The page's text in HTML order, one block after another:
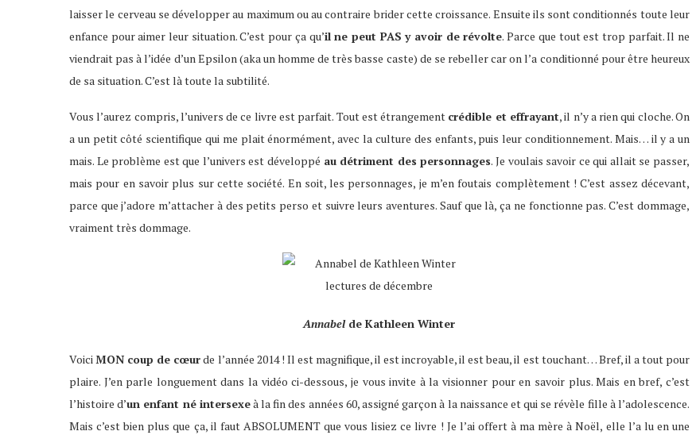
laisser le cerveau se développer au maximum ou au contraire brider cette croissance. Ensuite ils sont conditionnés toute leur
enfance pour aimer leur situation. C’est pour ça qu’il ne peut PAS y avoir de révolte. Parce que tout est trop parfait. Il ne
viendrait pas à l’idée d’un Epsilon (aka un homme de très basse caste) de se rebeller car on l’a conditionné pour être heureux
de sa situation. C’est là toute la subtilité.
Vous l’aurez compris, l’univers de ce livre est parfait. Tout est étrangement crédible et effrayant, il n’y a rien qui cloche. On
a un petit côté scientifique qui me plait énormément, avec la culture des enfants, puis leur conditionnement. Mais… il y a un
mais. Le problème est que l’univers est développé au détriment des personnages. Je voulais savoir ce qui allait se passer,
mais pour en savoir plus sur cette société. En soit, les personnages, je m’en foutais complètement ! C’est assez décevant,
parce que j’adore m’attacher à des petits perso et suivre leurs aventures. Sauf que là, ça ne fonctionne pas. C’est dommage,
vraiment très dommage.
Annabelde Kathleen Winter
VoiciMON coup de cœurde l’année 2014 ! Il est magnifique, il est incroyable, il est beau, il est touchant… Bref, il a tout pour
plaire. J’en parle longuement dans la vidéo ci-dessous, je vous invite à la visionner pour en savoir plus. Mais en bref, c’est
l’histoire d’un enfant né intersexeà la fin des années 60, assigné garçon à la naissance et qui se révèle fille à l’adolescence.
Mais c’est bien plus que ça, il faut ABSOLUMENT que vous lisiez ce livre ! Je l’ai offert à ma mère à Noël, elle l’a lu en une